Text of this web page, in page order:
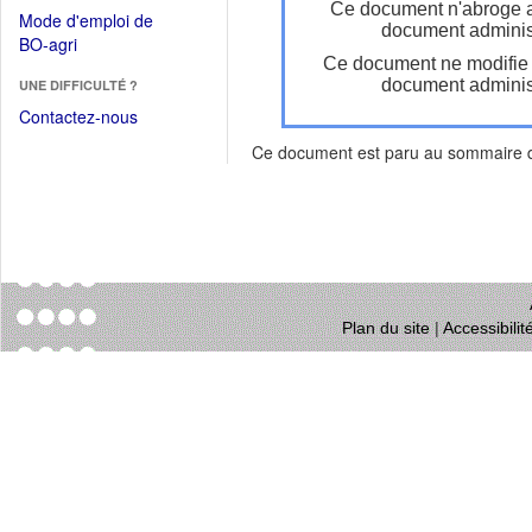
dans
une
fenêtre)
Mode d'emploi de
BO-agri(Ouvrir
une
nouvelle
UNE DIFFICULTÉ ?
Contactez-nous
Ce document n'abroge
document
Ce document ne
document
Ce document est paru au sommaire
Plan du site|